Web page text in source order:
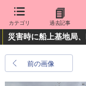
カテゴリ 過去記事
災害時に船上基地局
前の画像